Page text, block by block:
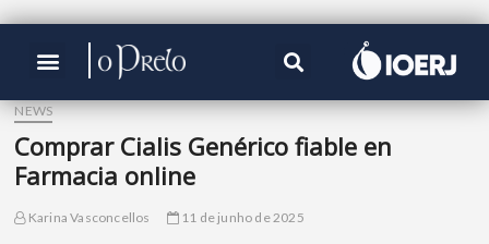
NEWS
Comprar Cialis Genérico fiable en
Farmacia online
Karina Vasconcellos 11 de junho de 2025